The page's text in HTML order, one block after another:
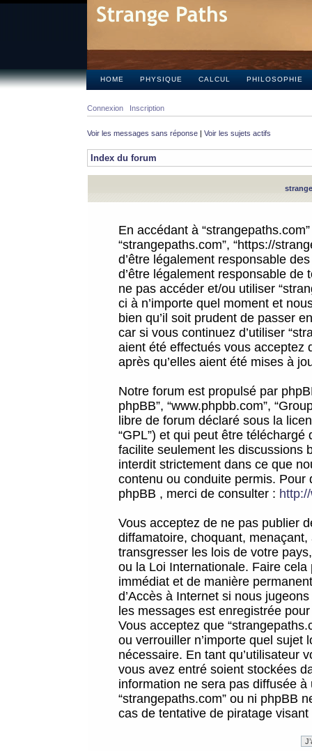
HOME PHYSIQUE CALCUL PHILOSOPHIE
Connexion Inscription
Voir les messages sans réponse | Voir les sujets actifs
Index du forum
En accédant à
“strangepaths.com”, “https://
d’être légalement responsable
d’être légalement responsable
ne pas accéder et/ou utiliser
ci à n’importe quel moment et
bien qu’il soit prudent de passer
car si vous continuez d’utiliser
aient été effectués vous acceptez
après qu’elles aient été mises à
Notre forum est propulsé par
phpBB”, “www.phpbb.com”,
libre de forum déclaré sous la
“GPL”) et qui peut être téléchargé
facilite seulement les discussions
interdit strictement dans ce que
contenu ou conduite permis.
phpBB , merci de consulter :
Vous acceptez de ne pas publier
diffamatoire, choquant,
transgresser les lois de votre
ou la Loi Internationale. Faire
immédiat et de manière
d’Accès à Internet si nous
les messages est enregistrée
Vous acceptez que
ou verrouiller n’importe quel sujet
nécessaire. En tant qu’utilisateur
vous avez entré soient stockées
information ne sera pas diffusée
“strangepaths.com” ou ni phpBB
cas de tentative de piratage